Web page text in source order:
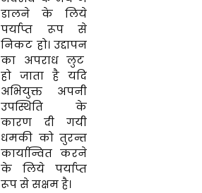
डालने के लिये
पर्याप्त रूप से
निकट हो। उद्दापन
का अपराध लुट
हो जाता है यदि
अभियुक्त अपनी
उपस्थिति के
कारण दी गयी
धमकी को तुरन्त
कार्यान्वित करने
के लिये पर्याप्त
रूप से सक्षम है।